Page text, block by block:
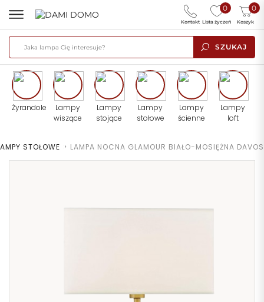
SZUKAJ
0
Lista życzeń
0
Koszyk
Kontakt
Żyrandole
Lampy
wiszące
Lampy
stojące
Lampy
stołowe
Lampy
ścienne
Lampy
loft
STOŁOWE > LAMPA NOCNA GLAMOUR BIAŁO-MOSIĘŻNA DAVOS